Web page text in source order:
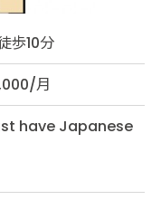
歩10分
月
have Japanese